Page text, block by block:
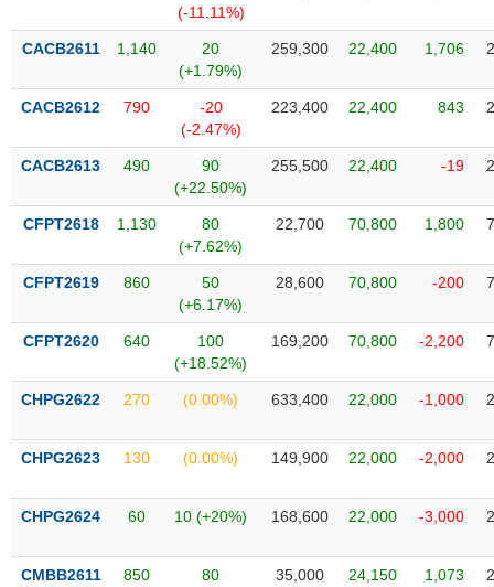
(-11.11%)
CACB2611 1,140
20
(+1.79%)
259,300 22,400 1,706
CACB2612 790
-20
(-2.47%)
223,400 22,400 843
CACB2613 490
90
(+22.50%)
255,500 22,400 -19
CFPT2618 1,130
80
(+7.62%)
22,700 70,800 1,800
CFPT2619 860
50
(+6.17%)
28,600 70,800 -200
CFPT2620 640
100
(+18.52%)
169,200 70,800 -2,200
CHPG2622 270 (0.00%) 633,400 22,000 -1,000
CHPG2623 130 (0.00%) 149,900 22,000 -2,000
CHPG2624 60 10 (+20%) 168,600 22,000 -3,000
CMBB2611 850
80
35,000 24,150 1,073
TÀI
TIN
VỤ
THÔNG